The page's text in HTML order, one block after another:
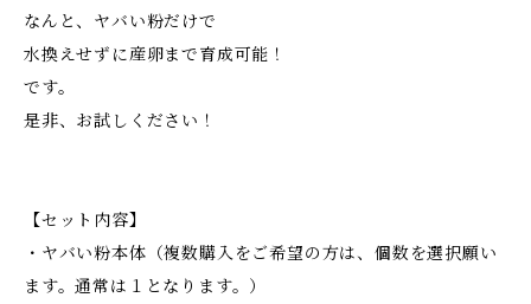
なんと、ヤバい粉だけで
水換えせずに産卵まで育成可能！
です。
是非、お試しください！
【セット内容】
・ヤバい粉本体（複数購入をご希望の方は、個数を選択願い
ます。通常は１となります。）